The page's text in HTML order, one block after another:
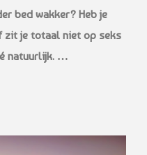
bed wakker? Heb je
zit je totaal niet op seks
natuurlijk. …